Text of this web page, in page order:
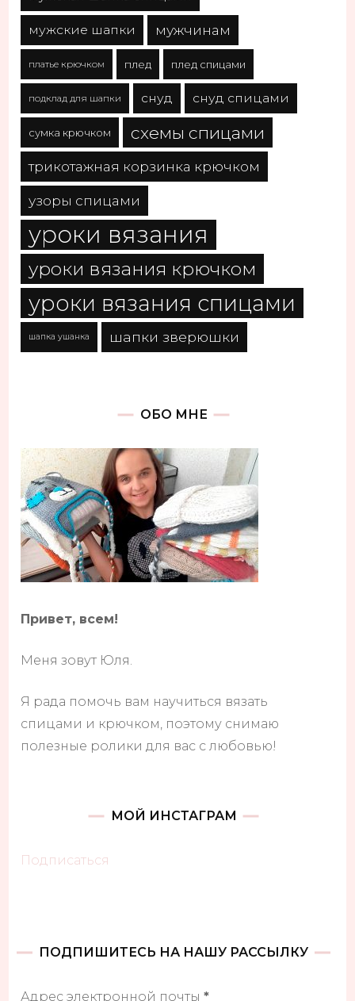
мужские шапки мужчинам
платье крючком плед плед спицами
подклад для шапки снуд снуд спицами
сумка крючком схемы спицами
трикотажная корзинка крючком
узоры спицами
уроки вязания
уроки вязания крючком
уроки вязания спицами
шапка ушанка шапки зверюшки
ОБО МНЕ
Привет, всем!
Меня зовут Юля.
Я рада помочь вам научиться вязать
спицами и крючком, поэтому снимаю
полезные ролики для вас с любовью!
МОЙ ИНСТАГРАМ
Подписаться
ПОДПИШИТЕСЬ НА НАШУ РАССЫЛКУ
Адрес электронной почты*